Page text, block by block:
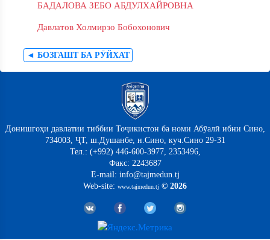
БАДАЛОВА ЗЕБО АБДУЛХАЙРОВНА
Давлатов Холмирзо Бобохонович
◄ БОЗГАШТ БА РӮЙХАТ
Донишгоҳи давлатии тиббии Тоҷикистон ба номи Абӯалӣ ибни Сино,
734003, ҶТ, ш.Душанбе, н.Сино, куч.Сино 29-31
Тел.: (+992) 446-600-3977, 2353496,
Факс: 2243687
E-mail: info@tajmedun.tj
Web-site: www.tajmedun.tj © 2026